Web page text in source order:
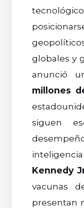
globales y
anunció
millones
siguen
Kennedy
vacunas
presentan